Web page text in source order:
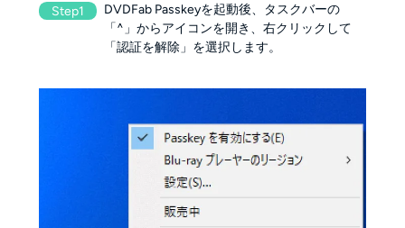
Step1
DVDFab Passkeyを起動後、タスクバーの
「^」からアイコンを開き、右クリックして
「認証を解除」を選択します。